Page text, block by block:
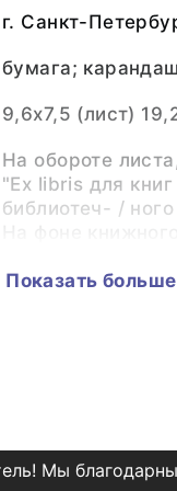
г. Санкт-
бумага;
9,6х7,5 (лист)
На обороте
"Ех libris для
библиотеч- /
архитектурных /
экслибрис
Показать больше
Мы